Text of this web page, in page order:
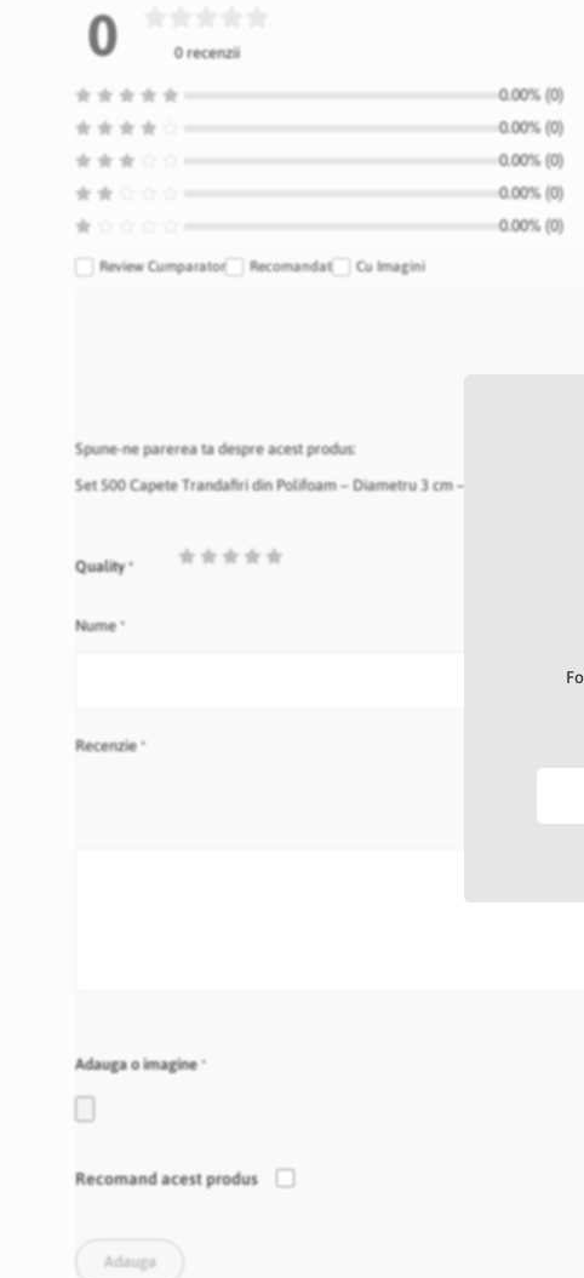
0 0 recenzii
0.00% (0)
0.00% (0)
0.00% (0)
0.00% (0)
0.00% (0)
Review Cumparator Recomandat Cu Imagini
Spune-ne parerea ta despre acest produs:
Set 500 Capete Trandafiri din Polifoam – Diametru 3 cm – ALBASTRU
Quality
1
2
3
4
Nume
Recenzie
Adauga o imagine
Recomand acest produs
Adauga